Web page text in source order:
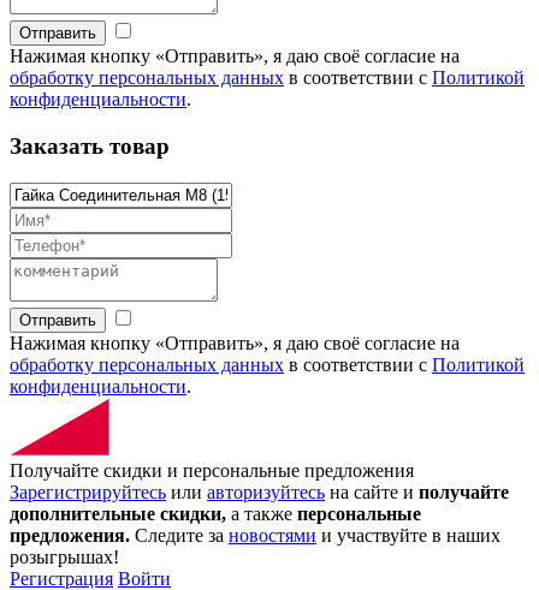
Отправить
Нажимая кнопку «Отправить», я даю своё согласие на
обработку персональных данных в соответствии с Политикой
конфиденциальности.
Заказать товар
Отправить
Нажимая кнопку «Отправить», я даю своё согласие на
обработку персональных данных в соответствии с Политикой
конфиденциальности.
Получайте скидки и персональные предложения
Зарегистрируйтесь или авторизуйтесь на сайте и получайте
дополнительные скидки, а также персональные
предложения. Следите за новостями и участвуйте в наших
розыгрышах!
Регистрация Войти